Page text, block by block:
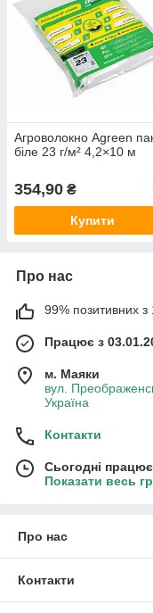
Агроволокно Agreen
біле 23 г/м² 4,2×10 м
354,90 ₴
Купити
Про нас
99% позитивних з
Працює з
м. Маяки
вул.
Україна
Контакти
Сьогодні
Показати весь
Про нас
Контакти